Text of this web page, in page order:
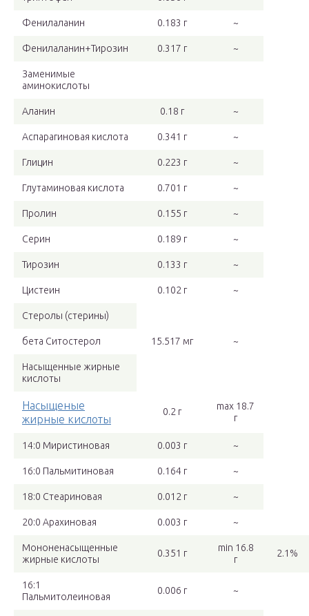
Фенилаланин 0.183 г ~
Фенилаланин+Тирозин 0.317 г ~
Заменимые
аминокислоты
Аланин 0.18 г ~
Аспарагиновая кислота 0.341 г ~
Глицин 0.223 г ~
Глутаминовая кислота 0.701 г ~
Пролин 0.155 г ~
Серин 0.189 г ~
Тирозин 0.133 г ~
Цистеин 0.102 г ~
Стеролы (стерины)
бета Ситостерол 15.517 мг ~
Насыщенные жирные
кислоты
Насыщеные
жирные кислоты
0.2 г
max 18.7
г
14:0 Миристиновая 0.003 г ~
16:0 Пальмитиновая 0.164 г ~
18:0 Стеариновая 0.012 г ~
20:0 Арахиновая 0.003 г ~
Мононенасыщенные
жирные кислоты
0.351 г
min 16.8
г
2.1%
16:1
Пальмитолеиновая
0.006 г ~